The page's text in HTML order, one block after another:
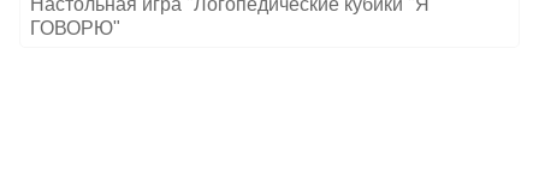
Настольная игра "Логопедические кубики "Я
ГОВОРЮ"